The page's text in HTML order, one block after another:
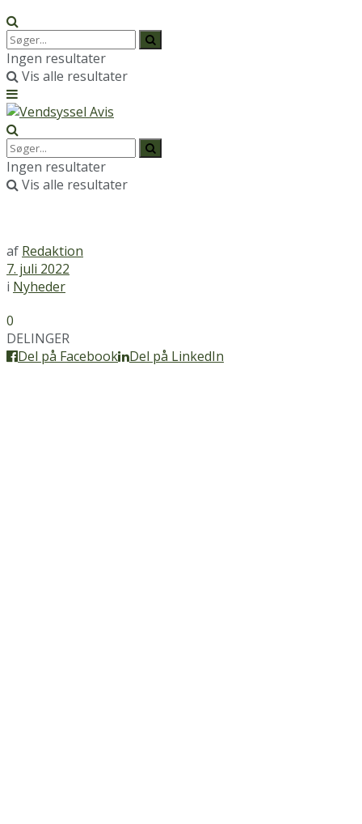
Ingen resultater
Vis alle resultater
Ingen resultater
Vis alle resultater
af Redaktion
7. juli 2022
i Nyheder
0
DELINGER
Del på Facebook
Del på LinkedIn